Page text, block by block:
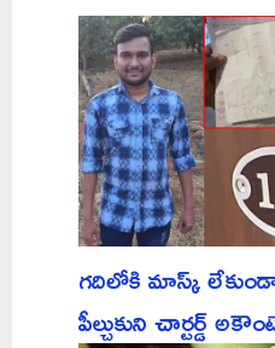
గదిలోకి మాస్క్
పీల్చుకుని చార్టర్డ్